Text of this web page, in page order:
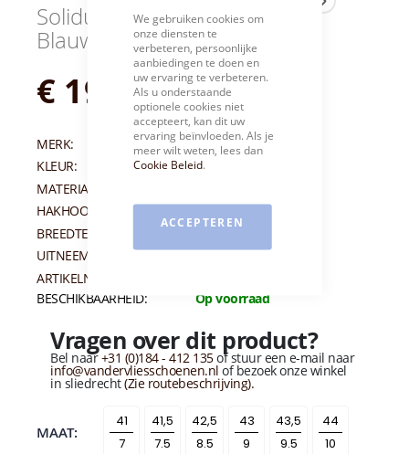
Close
We gebruiken cookies om
onze diensten te
verbeteren, persoonlijke
aanbiedingen te doen en
uw ervaring te verbeteren.
Als u onderstaande
optionele cookies niet
accepteert, kan dit uw
ervaring beïnvloeden. Als je
meer wilt weten, lees dan
Cookie Beleid.
ACCEPTEREN
Solidus Veterschoenen
Blauw Ken H/K
€ 199,95
MERK:
SOLIDUS
KLEUR:
BLAUW
MATERIAAL:
HAKHOOGTE:
BREEDTEMAAT:
UITNEEMBAAR VOETBED:
JA
ARTIKELNUMMER:
BESCHIKBAARHEID:
Op voorraad
Vragen over dit product?
Bel naar+31 (0)184 - 412 135of stuur een e-mail naar
info@vandervliesschoenen.nl of bezoek onze winkel
in sliedrecht(Zie routebeschrijving).
MAAT
7 7.5 8.5 9 9.5 10